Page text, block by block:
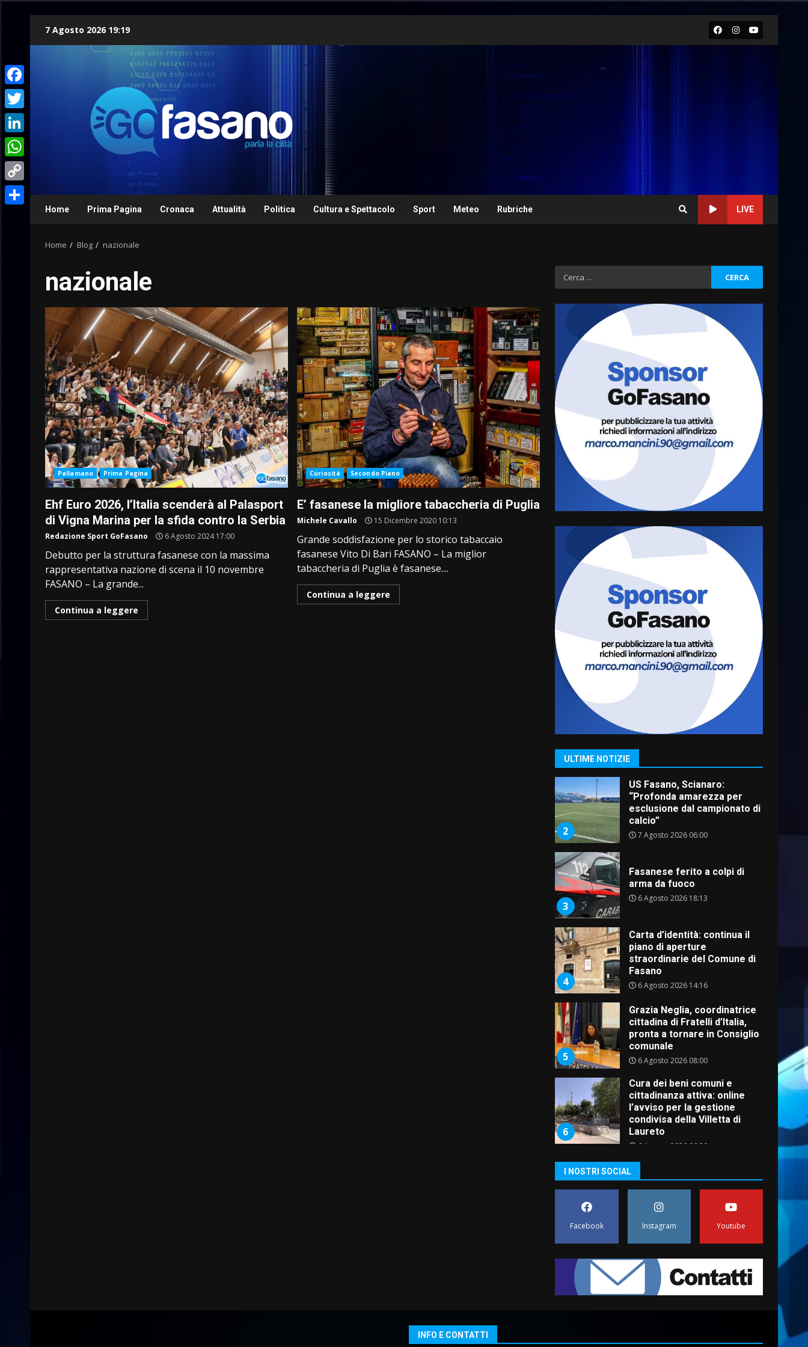
7 Agosto 2026 19:19 Facebook
Instagram
Youtube
Home Prima Pagina Cronaca Attualità Politica Cultura e Spettacolo Sport Meteo Rubriche LIVE
Home Blog nazionale
nazionale
Pallamano Prima Pagina
Ehf Euro 2026, l’Italia scenderà al Palasport
di Vigna Marina per la sfida contro la Serbia
Redazione Sport GoFasano 6 Agosto 2024 17:00
Debutto per la struttura fasanese con la massima
rappresentativa nazione di scena il 10 novembre
FASANO – La grande...
Continua a leggere
Curiosità Secondo Piano
E’ fasanese la migliore tabaccheria di Puglia
Michele Cavallo 15 Dicembre 2020 10:13
Grande soddisfazione per lo storico tabaccaio
fasanese Vito Di Bari FASANO – La miglior
tabaccheria di Puglia è fasanese....
Continua a leggere
Ricerca
per:
ULTIME NOTIZIE
Fasanese ferito a colpi di
arma da fuoco
6 Agosto 2026 18:13
4
Carta d’identità: continua il
piano di aperture
straordinarie del Comune di
Fasano
6 Agosto 2026 14:16
5
Grazia Neglia, coordinatrice
cittadina di Fratelli d’Italia,
pronta a tornare in Consiglio
6 Agosto 2026 08:00
Cura dei beni comuni e
cittadinanza attiva: online
l’avviso per la gestione
condivisa della Villetta di
Laureto
6 Agosto 2026 06:20
7
La magia del Minareto e la
prima assoluta de “L’Albergo
Belvedere. Il rapimento”
6 Agosto 2026 06:15
1
“I Contestatori: Musica di
Rivoluzione”: nuovo
appuntamento con “Fasano in
2
US Fasano, Scianaro:
“Profonda amarezza per
esclusione dal campionato di
calcio”
7 Agosto 2026 06:00
3
Fasanese ferito a colpi di
arma da fuoco
6 Agosto 2026 18:13
4
Carta d’identità: continua il
piano di aperture
straordinarie del Comune di
Fasano
6 Agosto 2026 14:16
5
Grazia Neglia, coordinatrice
cittadina di Fratelli d’Italia,
pronta a tornare in Consiglio
comunale
6 Agosto 2026 08:00
6
Cura dei beni comuni e
cittadinanza attiva: online
l’avviso per la gestione
condivisa della Villetta di
Laureto
6 Agosto 2026 06:20
prima assoluta de “L’Albergo
Belvedere. Il rapimento”
6 Agosto 2026 06:15
appuntamento con “Fasano in
Banda”
7 Agosto 2026 06:05
I NOSTRI SOCIAL
Facebook Instagram Youtube
INFO E CONTATTI
Facebook
Twitter
LinkedIn
WhatsApp
Copy